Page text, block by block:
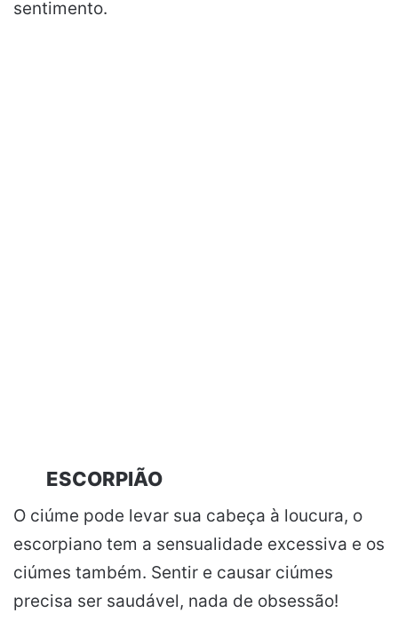
sentimento.
ESCORPIÃO
O ciúme pode levar sua cabeça à loucura, o
escorpiano tem a sensualidade excessiva e os
ciúmes também. Sentir e causar ciúmes
precisa ser saudável, nada de obsessão!